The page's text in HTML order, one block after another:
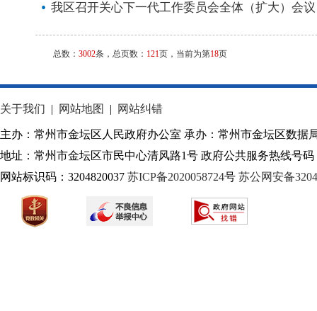
我区召开关心下一代工作委员会全体（扩大）会议
总数： 3002条，总页数： 121页，当前为第18页
关于我们 | 网站地图 | 网站纠错
主办：常州市金坛区人民政府办公室 承办：常州市金坛区数据
地址：常州市金坛区市民中心清风路1号 政府公共服务热线号码
网站标识码：3204820037 苏ICP备2020058724号 苏公网安备